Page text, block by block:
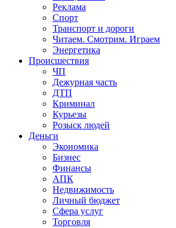
Реклама
Спорт
Транспорт и дороги
Читаем. Смотрим. Играем
Энергетика
Происшествия
ЧП
Дежурная часть
ДТП
Криминал
Курьезы
Розыск людей
Деньги
Экономика
Бизнес
Финансы
АПК
Недвижимость
Личный бюджет
Сфера услуг
Торговля